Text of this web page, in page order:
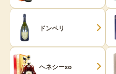
ドンペリ
ヘネシーxo